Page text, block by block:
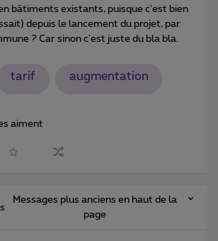
bâtiments existants, puisque c'est bien
depuis le lancement du projet, par
? Car sinon c'est juste du bla bla.
tarif augmentation
aiment
Messages plus anciens en haut de la
page